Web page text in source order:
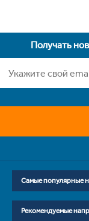
Получать
Самые популярные
Рекомендуемые